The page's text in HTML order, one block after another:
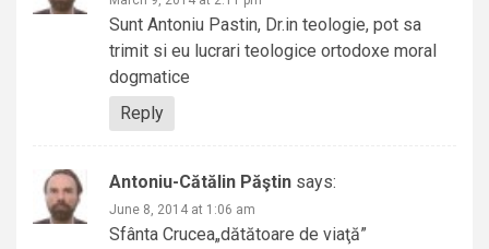
Sunt Antoniu Pastin, Dr.in teologie, pot sa
trimit si eu lucrari teologice ortodoxe moral
dogmatice
Reply
Antoniu-Cătălin Păştin says:
June 8, 2014 at 1:06 am
Sfânta Crucea„dătătoare de viaţă”